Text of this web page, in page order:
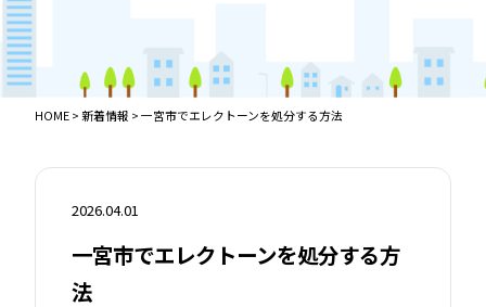
HOME>新着情報 >一宮市でエレクトーンを処分する方法
2026.04.01
一宮市でエレクトーンを処分する方
法